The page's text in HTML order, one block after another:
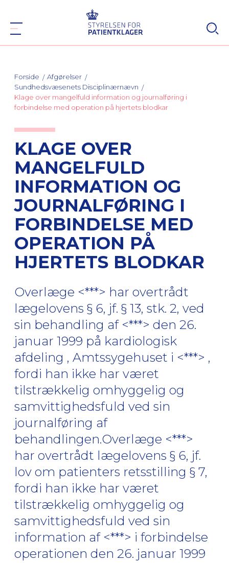
Forside
Afgørelser
Sundhedsvæsenets Disciplinærnævn
Klage over mangelfuld information og journalføring i
forbindelse med operation på hjertets blodkar
KLAGE OVER
MANGELFULD
INFORMATION OG
JOURNALFØRING I
FORBINDELSE MED
OPERATION PÅ
HJERTETS BLODKAR
Overlæge <***> har overtrådt
lægelovens § 6, jf. § 13, stk. 2, ved
sin behandling af <***> den 26.
januar 1999 på kardiologisk
afdeling , Amtssygehuset i <***> ,
fordi han ikke har været
tilstrækkelig omhyggelig og
samvittighedsfuld ved sin
journalføring af
behandlingen.Overlæge <***>
har overtrådt lægelovens § 6, jf.
lov om patienters retsstilling § 7,
fordi han ikke har været
tilstrækkelig omhyggelig og
samvittighedsfuld ved sin
information af <***> i forbindelse
operationen den 26. januar 1999